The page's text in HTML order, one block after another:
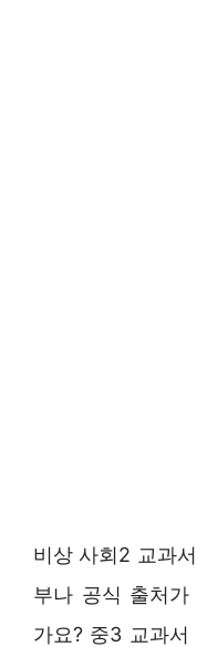
비상 사회2 교과
부나 공식 출처
가요? 중3 교과